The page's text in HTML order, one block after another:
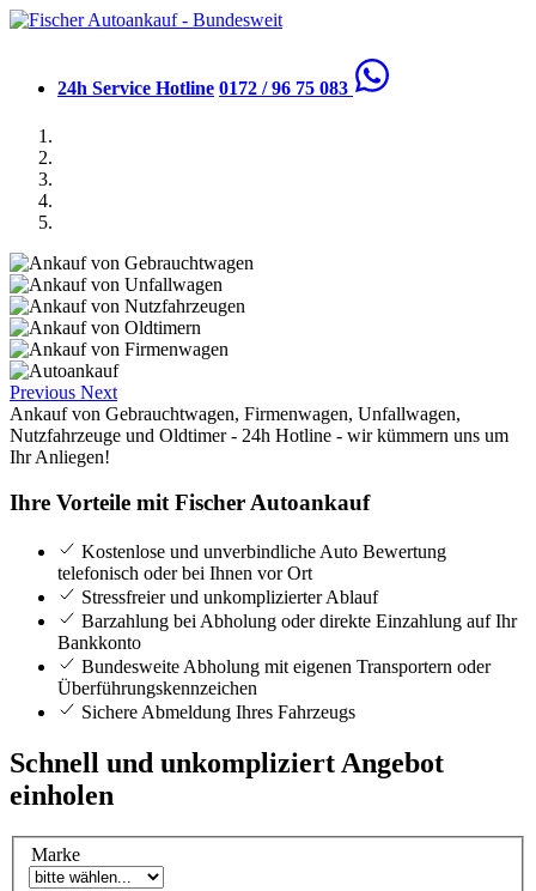
24h Service Hotline 0172 / 96 75 083
Previous Next
Ankauf von Gebrauchtwagen, Firmenwagen, Unfallwagen,
Nutzfahrzeuge und Oldtimer - 24h Hotline - wir kümmern uns um
Ihr Anliegen!
Ihre Vorteile mit Fischer Autoankauf
Kostenlose und unverbindliche Auto Bewertung
telefonisch oder bei Ihnen vor Ort
Stressfreier und unkomplizierter Ablauf
Barzahlung bei Abholung oder direkte Einzahlung auf Ihr
Bankkonto
Bundesweite Abholung mit eigenen Transportern oder
Überführungskennzeichen
Sichere Abmeldung Ihres Fahrzeugs
Schnell und unkompliziert Angebot
einholen
Marke